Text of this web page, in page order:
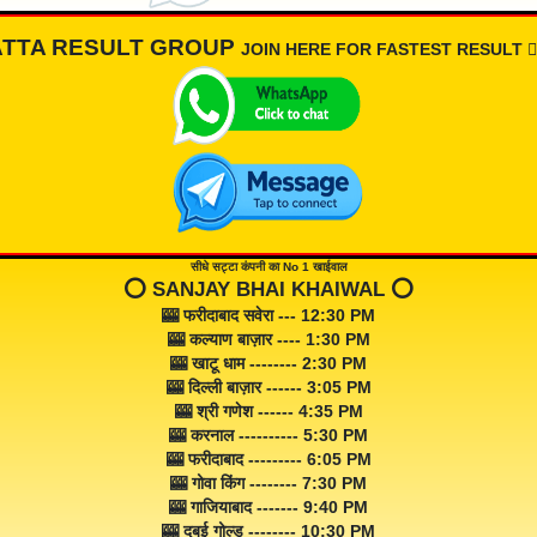
RESULT GROUP JOIN HERE FOR FASTEST RESULT
सीधे सट्टा कंपनी का No 1 खाईवाल
⭕️ SANJAY BHAI KHAIWAL ⭕️
🎰 फरीदाबाद सवेरा --- 12:30 PM
🎰 कल्याण बाज़ार ---- 1:30 PM
🎰 खाटू धाम -------- 2:30 PM
🎰 दिल्ली बाज़ार ------ 3:05 PM
🎰 श्री गणेश ------ 4:35 PM
🎰 करनाल ---------- 5:30 PM
🎰 फरीदाबाद --------- 6:05 PM
🎰 गोवा किंग -------- 7:30 PM
🎰 गाजियाबाद ------- 9:40 PM
🎰 दुबई गोल्ड -------- 10:30 PM